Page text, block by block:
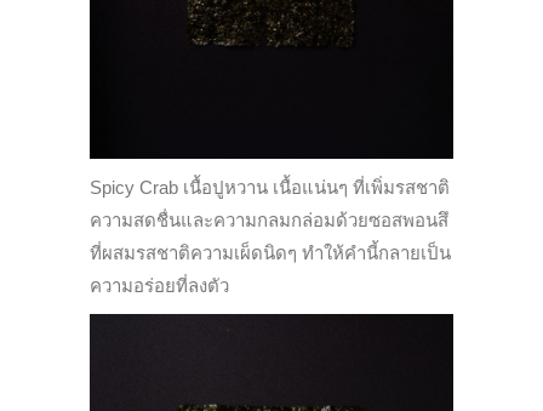
Spicy Crab เนื้อปูหวาน เนื้อแน่นๆ ที่เพิ่มรสชาติ
ความสดชื่นและความกลมกล่อมด้วยซอสพอนสึ
ที่ผสมรสชาติความเผ็ดนิดๆ ทำให้คำนี้กลายเป็น
ความอร่อยที่ลงตัว